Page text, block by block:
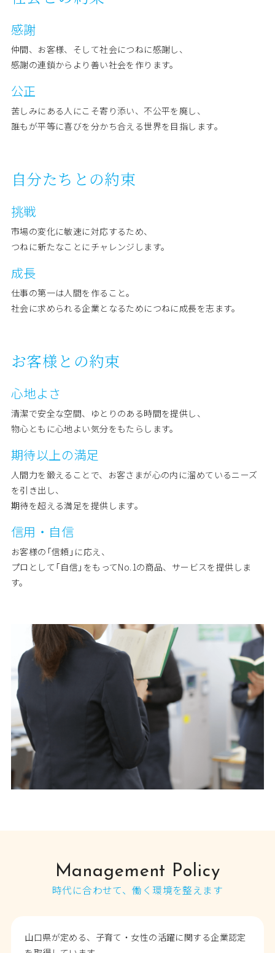
感謝
仲間、お客様、そして社会につねに感謝し、
感謝の連鎖からより善い社会を作ります。
公正
苦しみにある人にこそ寄り添い、不公平を廃し、
誰もが平等に喜びを分かち合える世界を目指します。
自分たちとの約束
挑戦
市場の変化に敏速に対応するため、
つねに新たなことにチャレンジします。
成長
仕事の第一は人間を作ること。
社会に求められる企業となるためにつねに成長を志ます。
お客様との約束
心地よさ
清潔で安全な空間、ゆとりのある時間を提供し、
物心ともに心地よい気分をもたらします。
期待以上の満足
人間力を鍛えることで、お客さまが心の内に溜めているニーズ
を引き出し、
期待を超える満足を提供します。
信用・自信
お客様の「信頼」に応え、
プロとして「自信」をもってNo.1の商品、サービスを提供しま
す。
Management Policy
時代に合わせて、働く環境を整えます
山口県が定める、子育て・女性の活躍に関する企業認定